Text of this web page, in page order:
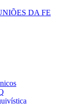
DA FE